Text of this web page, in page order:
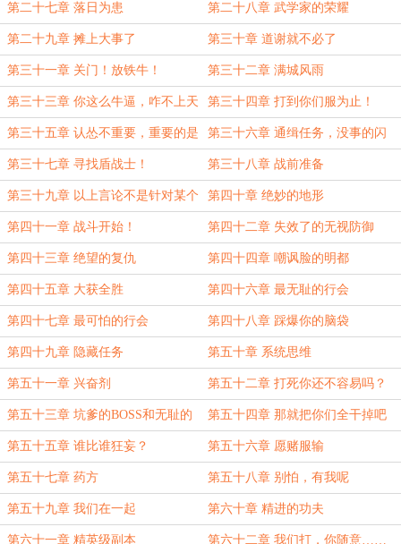
第二十七章 落日为患 第二十八章 武学家的荣耀
第二十九章 摊上大事了 第三十章 道谢就不必了
第三十一章 关门！放铁牛！ 第三十二章 满城风雨
第三十三章 你这么牛逼，咋不上天
呢？
第三十四章 打到你们服为止！
第三十五章 认怂不重要，重要的是
替谁认
第三十六章 通缉任务，没事的闪
第三十七章 寻找盾战士！ 第三十八章 战前准备
第三十九章 以上言论不是针对某个
行会
第四十章 绝妙的地形
第四十一章 战斗开始！ 第四十二章 失效了的无视防御
第四十三章 绝望的复仇 第四十四章 嘲讽脸的明都
第四十五章 大获全胜 第四十六章 最无耻的行会
第四十七章 最可怕的行会 第四十八章 踩爆你的脑袋
第四十九章 隐藏任务 第五十章 系统思维
第五十一章 兴奋剂 第五十二章 打死你还不容易吗？
第五十三章 坑爹的BOSS和无耻的
王羽
第五十四章 那就把你们全干掉吧
第五十五章 谁比谁狂妄？ 第五十六章 愿赌服输
第五十七章 药方 第五十八章 别怕，有我呢
第五十九章 我们在一起 第六十章 精进的功夫
第六十一章 精英级副本 第六十二章 我们打，你随意……